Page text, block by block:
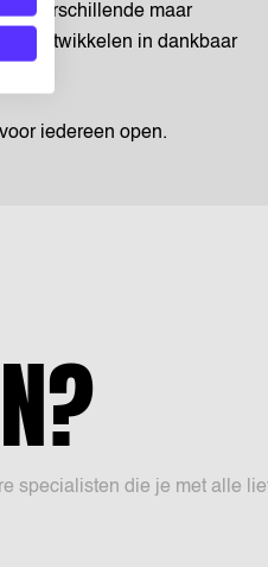
op verschillende maar
te ontwikkelen in dankbaar
iedereen open.
specialisten die je met alle